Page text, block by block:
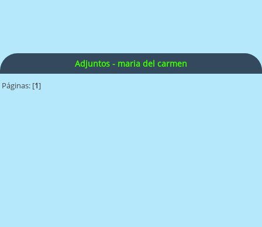
Adjuntos - maria del carmen
Páginas: [1]